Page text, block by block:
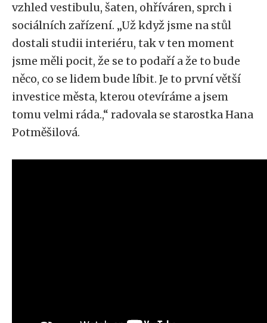
vzhled vestibulu, šaten, ohříváren, sprch i
sociálních zařízení. „Už když jsme na stůl
dostali studii interiéru, tak v ten moment
jsme měli pocit, že se to podaří a že to bude
něco, co se lidem bude líbit. Je to první větší
investice města, kterou otevíráme a jsem
tomu velmi ráda.,“ radovala se starostka Hana
Potměšilová.